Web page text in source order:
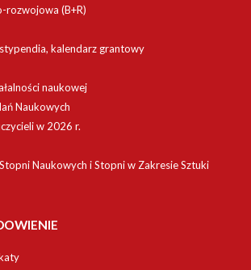
rozwojowa (B+R)
kalendarz grantowy
naukowej
Naukowych
w 2026 r.
Naukowych i Stopni w Zakresie Sztuki